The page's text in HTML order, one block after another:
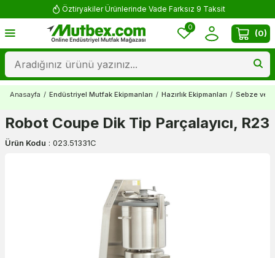
Öztiryakiler Ürünlerinde Vade Farksız 9 Taksit
0
(0)
Anasayfa / Endüstriyel Mutfak Ekipmanları / Hazırlık Ekipmanları / Sebze ve
Robot Coupe Dik Tip Parçalayıcı, R23
Ürün Kodu : 023.51331C